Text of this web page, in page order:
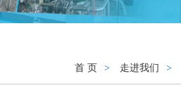
首 页 > 走进我们 >